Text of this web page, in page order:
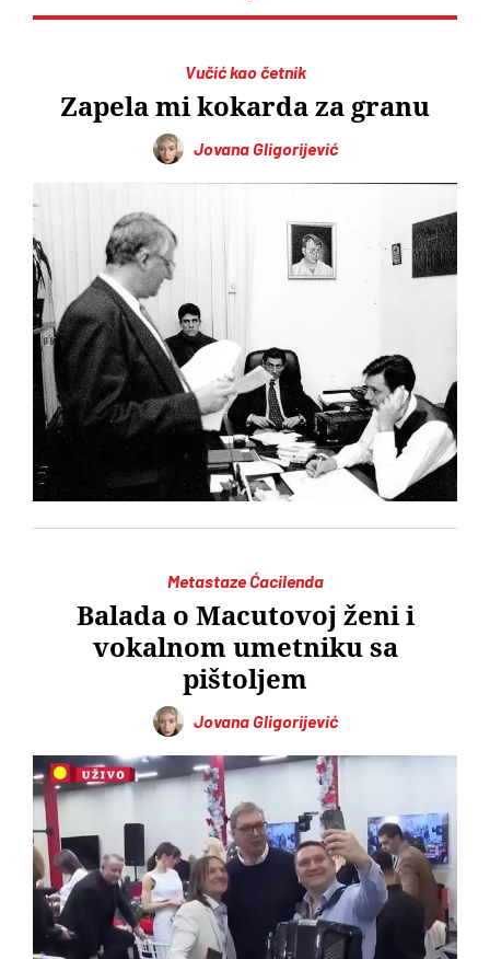
Vučić kao četnik
Zapela mi kokarda za granu
Jovana Gligorijević
Metastaze Ćacilenda
Balada o Macutovoj ženi i
vokalnom umetniku sa
pištoljem
Jovana Gligorijević